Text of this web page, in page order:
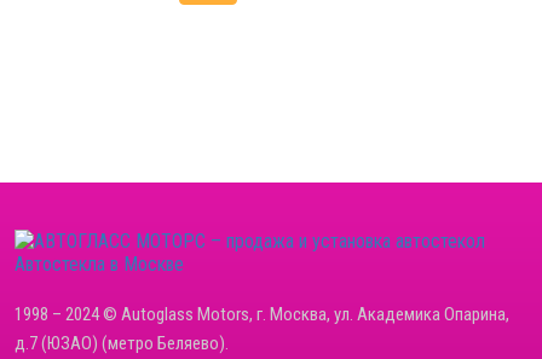
Автостекла в Москве
1998 – 2024 © Autoglass Motors, г. Москва, ул. Академика Опарина,
д.7 (ЮЗАО) (метро Беляево).